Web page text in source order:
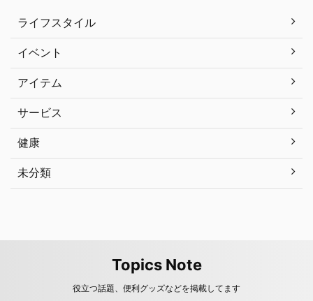
ライフスタイル
イベント
アイテム
サービス
健康
未分類
Topics Note
役立つ話題、便利グッズなどを掲載してます